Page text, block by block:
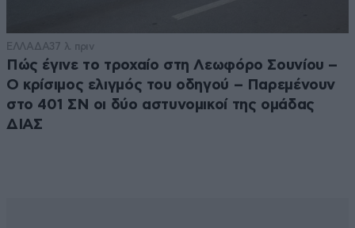
ΕΛΛΑΔΑ37 λ. πριν
Πώς έγινε το τροχαίο στη Λεωφόρο Σουνίου –
Ο κρίσιμος ελιγμός του οδηγού – Παρεμένουν
στο 401 ΣΝ οι δύο αστυνομικοί της ομάδας
ΔΙΑΣ